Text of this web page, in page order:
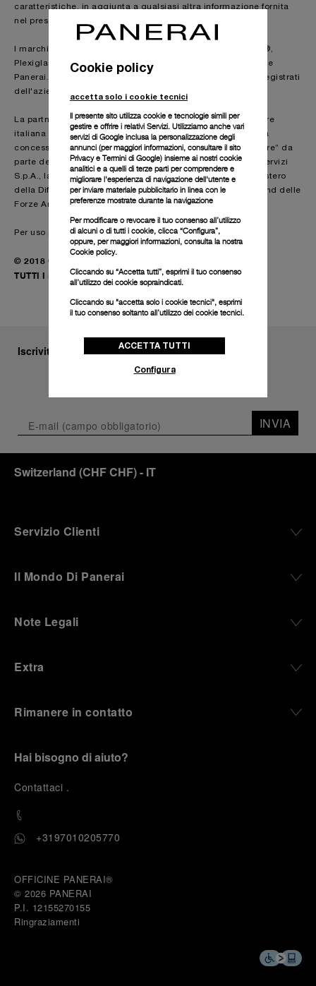
caratteristiche, in aggiunta a qualsiasi altra informazione fornita
nel presente sito.
I marchi registrati Super-Luminova®, Glucydur®, Incabloc®,
Plexiglas® e KIF Parechoc® non sono di proprietà di Officine
Panerai. ECOTITANIUM e il logo EcoTitanium sono marchi registrati
dell'azienda francese ECOTITANIUM.
La partnership tra Panerai e gli incursori della Marina Militare
italiana è il risultato di una collaborazione che nasce con la
concessione della licenza d’uso del marchio “Marina Militare” da
parte della Marina Militare italiana per il tramite di Difesa Servizi
S.p.A., la società che opera come organo in house del Ministero
della Difesa per la gestione e la valorizzazione di tutti i brand delle
Forze Armate italiane e dell’Arma dei Carabinieri.
Per uso promozionale.
© 2018 Officine Panerai
TUTTI I DIRITTI RISERVATI
Iscriviti alla nostra newsletter
INVIA
Switzerland (CHF CHF)- IT
Servizio Clienti
Il Mondo Di Panerai
Note Legali
Extra
Rimanere in contatto
Hai bisogno di aiuto?
Contattaci .
+3197010205770
OFFICINE PANERAI®
© 2026 PANERAI
P.I. 12155270155
Ringraziamenti
Cookie policy
accetta solo i cookie tecnici
Il presente sito utilizza cookie e tecnologie simili per
gestire e offrire i relativi Servizi. Utilizziamo anche vari
servizi di Google inclusa la personalizzazione degli
annunci (per maggiori informazioni, consultare il sito
Privacy e Termini di Google) insieme ai nostri cookie
analitici e a quelli di terze parti per comprendere e
migliorare l'esperienza di navigazione dell'utente e
per inviare materiale pubblicitario in linea con le
preferenze mostrate durante la navigazione
Per modificare o revocare il tuo consenso all’utilizzo
di alcuni o di tutti i cookie, clicca “Configura”,
oppure, per maggiori informazioni, consulta la nostra
Cookie policy.
Cliccando su “Accetta tutti”, esprimi il tuo consenso
all’utilizzo dei cookie sopraindicati.
Cliccando su "accetta solo i cookie tecnici", esprimi
il tuo consenso soltanto all’utilizzo dei cookie tecnici.
ACCETTA TUTTI
Configura